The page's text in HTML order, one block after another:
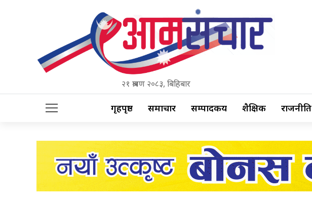
२१ श्रावण २०८३, बिहिबार
गृहपृष्ठ समाचार सम्पादकीय शैक्षिक राजनीति